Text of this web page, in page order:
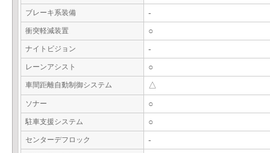
ブレーキ系装備 -
衝突軽減装置 ○
ナイトビジョン -
レーンアシスト ○
車間距離自動制御システム △
ソナー ○
駐車支援システム ○
センターデフロック -